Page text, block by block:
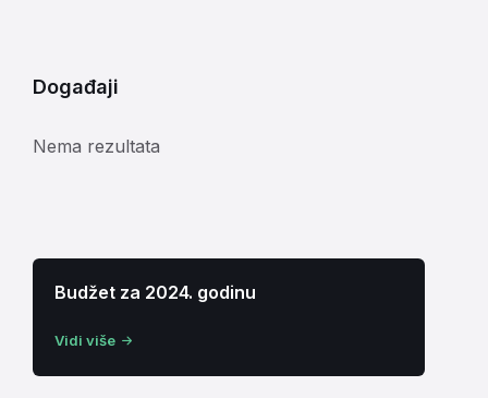
Događaji
Nema rezultata
Budžet za 2024. godinu
Vidi više